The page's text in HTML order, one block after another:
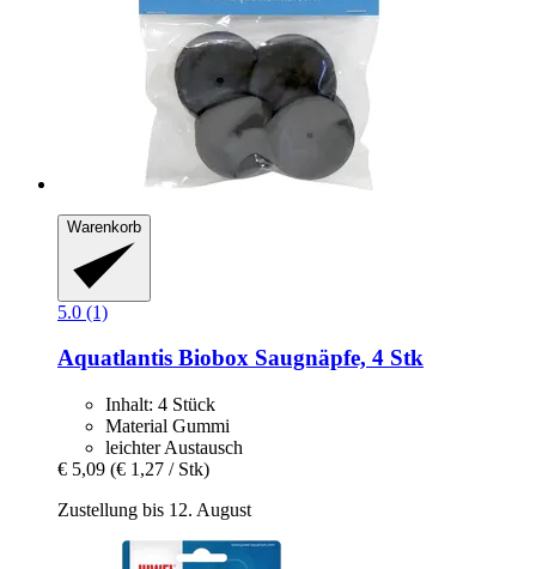
Warenkorb
5.0 (1)
Aquatlantis Biobox Saugnäpfe, 4 Stk
Inhalt: 4 Stück
Material Gummi
leichter Austausch
€ 5,09 (€ 1,27 / Stk)
Zustellung bis 12. August